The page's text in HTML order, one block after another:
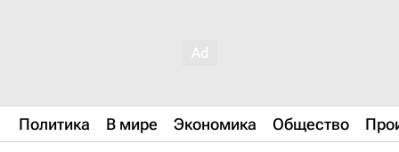
Политика В мире Экономика Общество